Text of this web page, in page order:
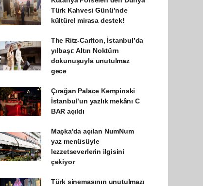
Türk Kahvesi Günü’nde
kültürel mirasa destek!
The Ritz-Carlton, İstanbul’da
yılbaşı: Altın Noktürn
dokunuşuyla unutulmaz
gece
Çırağan Palace Kempinski
İstanbul’un yazlık mekânı C
BAR açıldı
Maçka'da açılan NumNum
yaz menüsüyle
lezzetseverlerin ilgisini
çekiyor
Türk sinemasının unutulmazı